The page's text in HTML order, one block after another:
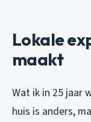
Lokale
maakt
Wat ik in 25 jaar
huis is anders,